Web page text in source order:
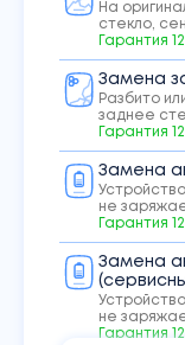
На
стекло,
Гарантия
12
Замена
Разбито
заднее
Гарантия
12
Замена
не
Гарантия
12
Замена
не
Гарантия 12